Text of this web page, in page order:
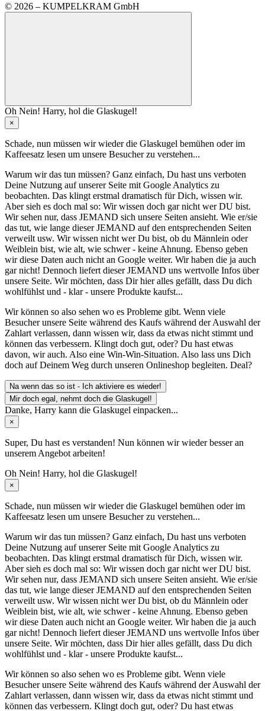
© 2026 – KUMPELKRAM GmbH
Oh Nein! Harry, hol die Glaskugel!
×
Schade, nun müssen wir wieder die Glaskugel bemühen oder im
Kaffeesatz lesen um unsere Besucher zu verstehen...
Warum wir das tun müssen? Ganz einfach, Du hast uns verboten
Deine Nutzung auf unserer Seite mit Google Analytics zu
beobachten. Das klingt erstmal dramatisch für Dich, wissen wir.
Aber sieh es doch mal so: Wir wissen doch gar nicht wer DU bist.
Wir sehen nur, dass JEMAND sich unsere Seiten ansieht. Wie er/sie
das tut, wie lange dieser JEMAND auf den entsprechenden Seiten
verweilt usw. Wir wissen nicht wer Du bist, ob du Männlein oder
Weiblein bist, wie alt, wie schwer - keine Ahnung. Ebenso geben
wir diese Daten auch nicht an Google weiter. Wir haben die ja auch
gar nicht! Dennoch liefert dieser JEMAND uns wertvolle Infos über
unsere Seite. Wir möchten, dass Dir hier alles gefällt, dass Du dich
wohlfühlst und - klar - unsere Produkte kaufst...
Wir können so also sehen wo es Probleme gibt. Wenn viele
Besucher unsere Seite während des Kaufs während der Auswahl der
Zahlart verlassen, dann wissen wir, dass da etwas nicht stimmt und
können das verbessern. Klingt doch gut, oder? Du hast etwas
davon, wir auch. Also eine Win-Win-Situation. Also lass uns Dich
doch auf Deinem Weg durch unseren Onlineshop begleiten. Deal?
Na wenn das so ist - Ich aktiviere es wieder!
Mir doch egal, nehmt doch die Glaskugel!
Danke, Harry kann die Glaskugel einpacken...
×
Super, Du hast es verstanden! Nun können wir wieder besser an
unserem Angebot arbeiten!
Oh Nein! Harry, hol die Glaskugel!
×
Schade, nun müssen wir wieder die Glaskugel bemühen oder im
Kaffeesatz lesen um unsere Besucher zu verstehen...
Warum wir das tun müssen? Ganz einfach, Du hast uns verboten
Deine Nutzung auf unserer Seite mit Google Analytics zu
beobachten. Das klingt erstmal dramatisch für Dich, wissen wir.
Aber sieh es doch mal so: Wir wissen doch gar nicht wer DU bist.
Wir sehen nur, dass JEMAND sich unsere Seiten ansieht. Wie er/sie
das tut, wie lange dieser JEMAND auf den entsprechenden Seiten
verweilt usw. Wir wissen nicht wer Du bist, ob du Männlein oder
Weiblein bist, wie alt, wie schwer - keine Ahnung. Ebenso geben
wir diese Daten auch nicht an Google weiter. Wir haben die ja auch
gar nicht! Dennoch liefert dieser JEMAND uns wertvolle Infos über
unsere Seite. Wir möchten, dass Dir hier alles gefällt, dass Du dich
wohlfühlst und - klar - unsere Produkte kaufst...
Wir können so also sehen wo es Probleme gibt. Wenn viele
Besucher unsere Seite während des Kaufs während der Auswahl der
Zahlart verlassen, dann wissen wir, dass da etwas nicht stimmt und
können das verbessern. Klingt doch gut, oder? Du hast etwas